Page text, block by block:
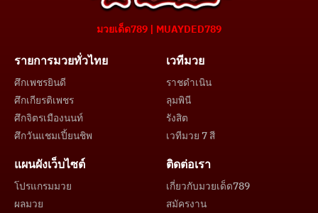
มวยเด็ด789 | MUAYDED789
รายการมวยทั่วไทย
ศึกเพชรยินดี
ศึกเกียรติเพชร
ศึกจิตรเมืองนนท์
ศึกวันแชมเปี้ยนชิพ
เวทีมวย
ราชดำเนิน
ลุมพินี
รังสิต
เวทีมวย 7 สี
แผนผังเว็บไซต์
โปรแกรมมวย
ผลมวย
ติดต่อเรา
เกี่ยวกับมวยเด็ด789
สมัครงาน